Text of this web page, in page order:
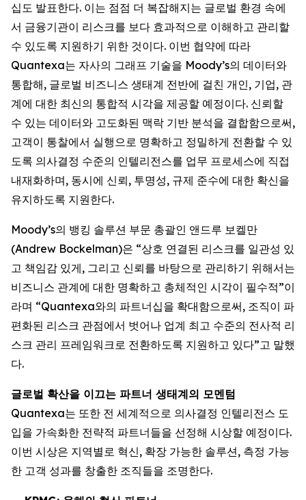
십도 발표한다. 이는 점점 더 복잡해지는 글로벌 환경 속에
서 금융기관이 리스크를 보다 효과적으로 이해하고 관리할
수 있도록 지원하기 위한 것이다. 이번 협약에 따라
Quantexa는 자사의 그래프 기술을 Moody’s의 데이터와
통합해, 글로벌 비즈니스 생태계 전반에 걸친 개인, 기업, 관
계에 대한 최신의 통합적 시각을 제공할 예정이다. 신뢰할
수 있는 데이터와 고도화된 맥락 기반 분석을 결합함으로써,
고객이 통찰에서 실행으로 명확하고 정밀하게 전환할 수 있
도록 의사결정 수준의 인텔리전스를 업무 프로세스에 직접
내재화하며, 동시에 신뢰, 투명성, 규제 준수에 대한 확신을
유지하도록 지원한다.
Moody’s의 뱅킹 솔루션 부문 총괄인 앤드루 보켈만
(Andrew Bockelman)은 “상호 연결된 리스크를 일관성 있
고 책임감 있게, 그리고 신뢰를 바탕으로 관리하기 위해서는
비즈니스 관계에 대한 명확하고 총체적인 시각이 필수적”이
라며 “Quantexa와의 파트너십을 확대함으로써, 조직이 파
편화된 리스크 관점에서 벗어나 업계 최고 수준의 전사적 리
스크 관리 프레임워크로 전환하도록 지원하고 있다”고 말했
다.
글로벌 확산을 이끄는 파트너 생태계의 모멘텀
Quantexa는 또한 전 세계적으로 의사결정 인텔리전스 도
입을 가속화한 전략적 파트너들을 선정해 시상할 예정이다.
이번 시상은 지역별로 혁신, 확장 가능한 솔루션, 측정 가능
한 고객 성과를 창출한 조직들을 조명한다.